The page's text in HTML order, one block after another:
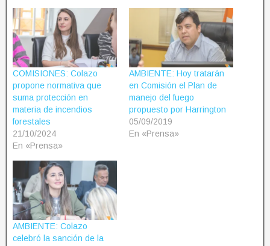
COMISIONES: Colazo
propone normativa que
suma protección en
materia de incendios
forestales
21/10/2024
En «Prensa»
AMBIENTE: Hoy tratarán
en Comisión el Plan de
manejo del fuego
propuesto por Harrington
05/09/2019
En «Prensa»
AMBIENTE: Colazo
celebró la sanción de la